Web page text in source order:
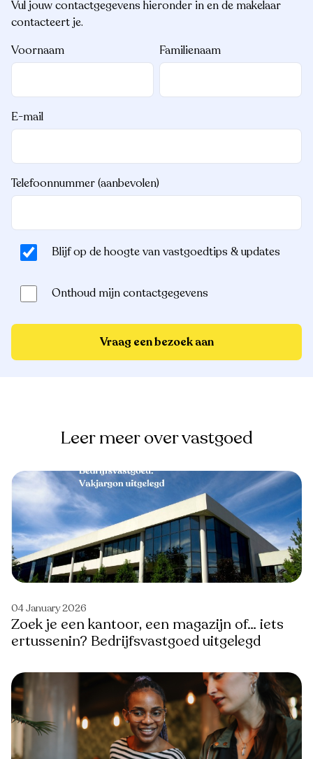
Vul jouw contactgegevens hieronder in en de makelaar
contacteert je.
Voornaam
Familienaam
E-mail
Telefoonnummer (aanbevolen)
Blijf op de hoogte van vastgoedtips & updates
Onthoud mijn contactgegevens
Vraag een bezoek aan
Leer meer over vastgoed
04 January 2026
Zoek je een kantoor, een magazijn of… iets
ertussenin? Bedrijfsvastgoed uitgelegd